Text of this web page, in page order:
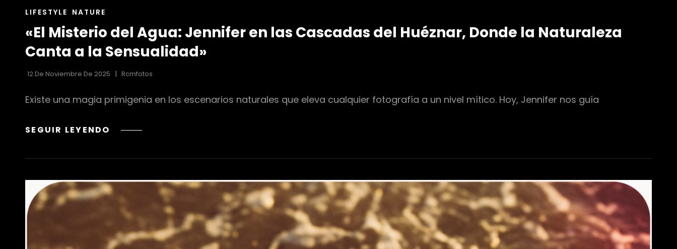
ENLACES
LAS
LIFESTYLE NATURE
«El Misterio del Agua: Jennifer en las Cascadas del Huéznar, Donde la Naturaleza
Canta a la Sensualidad»
12 De Noviembre De 2025 Rcmfotos
Existe una magia primigenia en los escenarios naturales que eleva cualquier fotografía a un nivel mítico. Hoy, Jennifer nos guía
SEGUIR LEYENDO «EL
JENNIFER
EN
CASCADAS
DEL
HUÉZNAR,